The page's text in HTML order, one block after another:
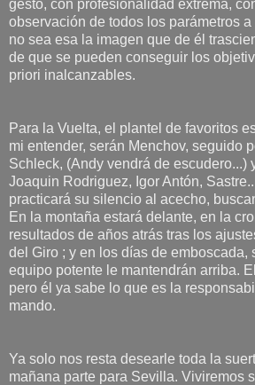
gesto, con profesionalidad extrema,
observación de todos los parámetros
no sea esa la imagen que de él
de que se pueden conseguir los
priori inalcanzables.
Para la Vuelta, el plantel de favoritos
mi entender, serán Menchov, seguido
Schleck, (Andy vendrá de escudero...)
Joaquin Rodriguez, Igor Antón,
practicará su silencio al acecho,
En la montaña estará delante, en la
resultados de años atrás tras los
del Giro ; y en los días de emboscada,
equipo potente le mantendrán arriba.
pero él ya sabe lo que es la
mando.
Ya solo nos resta desearle toda la
mañana parte para Sevilla. Viviremos